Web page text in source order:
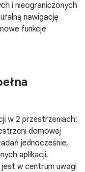
i nieograniczonych
nawigację
funkcje
w 2 przestrzeniach:
domowej
jednocześnie,
aplikacji.
jest w centrum uwagi